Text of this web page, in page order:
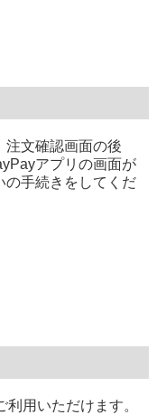
注文確認画面の後
アプリの画面が
の手続きをしてくだ
用いただけます。